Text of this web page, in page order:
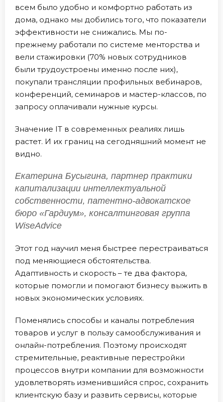
всем было удобно и комфортно работать из
дома, однако мы добились того, что показатели
эффективности не снижались. Мы по-
прежнему работали по системе менторства и
вели стажировки (70% новых сотрудников
были трудоустроены именно после них),
покупали трансляции профильных вебинаров,
конференций, семинаров и мастер-классов, по
запросу оплачивали нужные курсы.
Значение IT в современных реалиях лишь
растет. И их границ на сегодняшний момент не
видно.
Екатерина Бусыгина, партнер практики
капитализации интеллектуальной
собственности, патентно-адвокатское
бюро «Гардиум», консалтинговая группа
WiseAdvice
Этот год научил меня быстрее перестраиваться
под меняющиеся обстоятельства.
Адаптивность и скорость – те два фактора,
которые помогли и помогают бизнесу выжить в
новых экономических условиях.
Поменялись способы и каналы потребления
товаров и услуг в пользу самообслуживания и
онлайн-потребления. Поэтому происходят
стремительные, реактивные перестройки
процессов внутри компании для возможности
удовлетворять изменившийся спрос, сохранить
клиентскую базу и развить сервисы, которые